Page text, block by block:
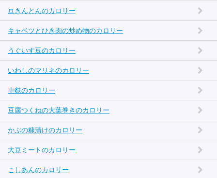
豆きんとんのカロリー
キャベツとひき肉の炒め物のカロリー
うぐいす豆のカロリー
いわしのマリネのカロリー
車麩のカロリー
豆腐つくねの大葉巻きのカロリー
かぶの糠漬けのカロリー
大豆ミートのカロリー
こしあんのカロリー